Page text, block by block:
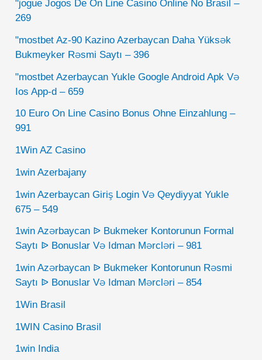
"jogue Jogos De On Line Casino Online No Brasil –
269
"mostbet Az-90 Kazino Azerbaycan Daha Yüksək
Bukmeyker Rəsmi Saytı – 396
"mostbet Azerbaycan Yukle Google Android Apk Və
Ios App-d – 659
10 Euro On Line Casino Bonus Ohne Einzahlung –
991
1Win AZ Casino
1win Azerbajany
1win Azerbaycan Giriş Login Və Qeydiyyat Yukle
675 – 549
1win Azərbaycan ᐉ Bukmeker Kontorunun Formal
Saytı ᐉ Bonuslar Və Idman Mərcləri – 981
1win Azərbaycan ᐉ Bukmeker Kontorunun Rəsmi
Saytı ᐉ Bonuslar Və Idman Mərcləri – 854
1Win Brasil
1WIN Casino Brasil
1win India